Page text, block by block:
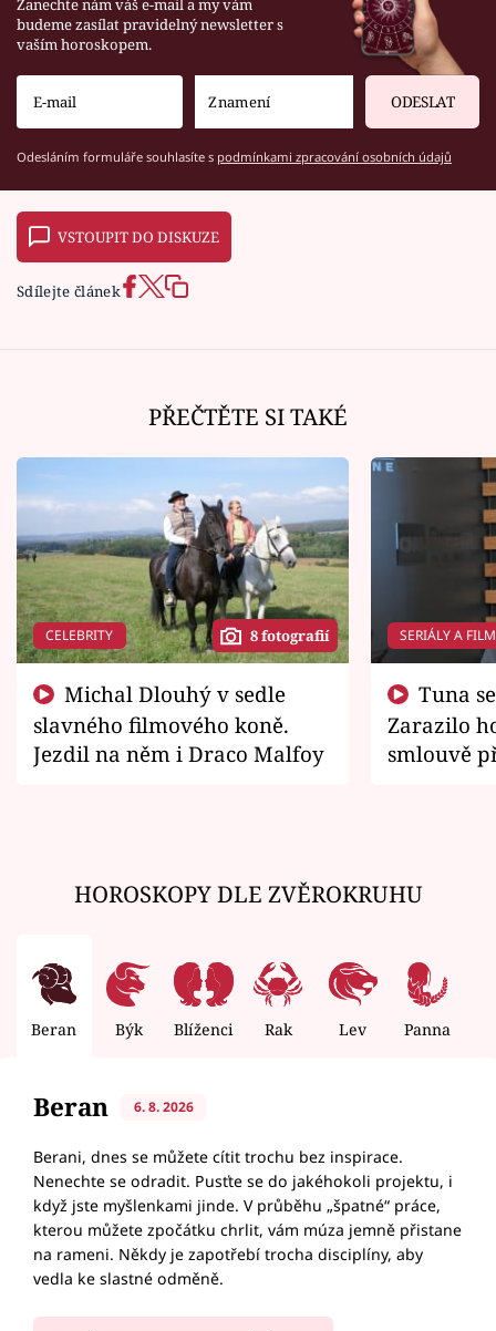
Zanechte nám váš e-mail a my vám
budeme zasílat pravidelný newsletter s
vaším horoskopem.
ODESLAT
Odesláním formuláře souhlasíte s podmínkami zpracování osobních údajů
VSTOUPIT DO DISKUZE
Sdílejte článek
PŘEČTĚTE SI TAKÉ
CELEBRITY 8 fotografií
slavného filmového koně.
Jezdil na něm i Draco Malfoy
SERIÁLY A
Zarazilo
smlouvě
HOROSKOPY DLE ZVĚROKRUHU
Beran Býk Blíženci Rak Lev Panna
Beran 6. 8. 2026
Berani, dnes se můžete cítit trochu bez inspirace.
Nenechte se odradit. Pusťte se do jakéhokoli projektu, i
když jste myšlenkami jinde. V průběhu „špatné“ práce,
kterou můžete zpočátku chrlit, vám múza jemně přistane
na rameni. Někdy je zapotřebí trocha disciplíny, aby
vedla ke slastné odměně.